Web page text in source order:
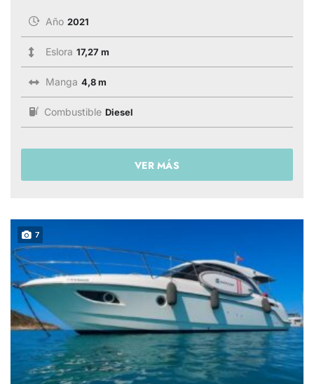
Año 2021
Eslora 17,27 m
Manga 4,8 m
Combustible Diesel
VER MÁS
7